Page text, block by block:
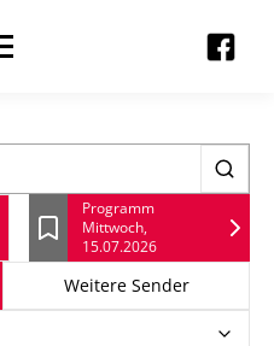
Lesezeichen
Programm
Mittwoch,
15.07.2026
Weitere Sender